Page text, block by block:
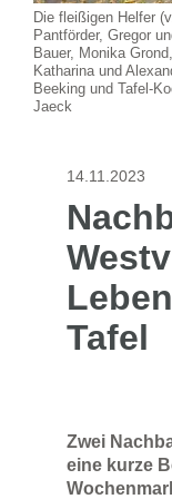
Die fleißigen Helfer
Pantförder, Gregor
Bauer, Monika
Katharina und
Beeking und Tafel-
Jaeck
14.11.2023
Tafel
Zwei
eine kurze